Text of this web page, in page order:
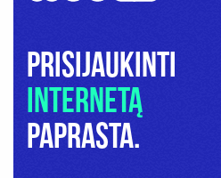
Prisijaukinti
internetą
paprasta.